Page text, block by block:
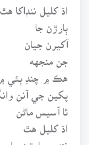
اڌ کليل ننڊاکا هٿ
ٻارڙن جا
آکيرن جيان
پکين جي آنن
ٿا آسيس ماڻن
اڌ کليل هٿ
ننڊ ۾ ٻارڙن جا